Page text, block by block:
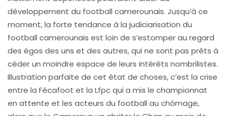
développement du football camerounais. Jusqu’à ce
moment, la forte tendance à la judiciarisation du
football camerounais est loin de s’estomper au regard
des égos des uns et des autres, qui ne sont pas prêts à
céder un moindre espace de leurs intérêts nombrilistes.
Illustration parfaite de cet état de choses, c’est la crise
entre la Fécafoot et la Lfpc qui a mis le championnat
en attente et les acteurs du football au chômage,